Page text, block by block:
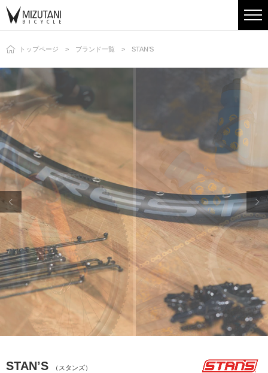
トップページ ブランド一覧 STAN’S
STAN’S （スタンズ）